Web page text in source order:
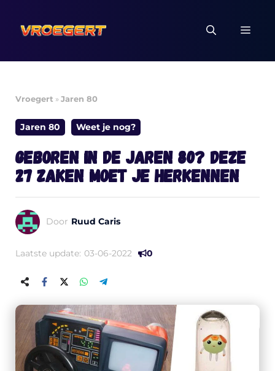
naar
inhoud
Vroegert »Jaren 80
Jaren 80 Weet je nog?
Geboren in de jaren 80? Deze
27 zaken moet je herkennen
Door Ruud Caris
Laatste update: 03-06-2022 0